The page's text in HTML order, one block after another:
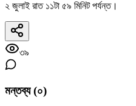
২ জুলাই রাত ১১টা ৫৯ মিনিট পর্যন্ত।
৩৯
মন্তব্য (০)